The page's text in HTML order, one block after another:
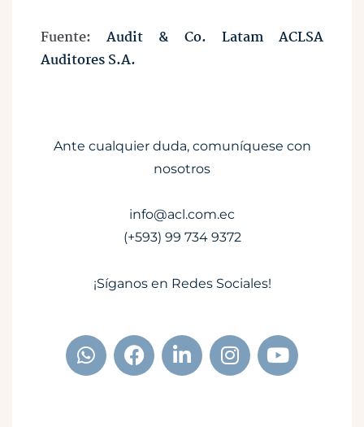
Fuente: Audit & Co. Latam ACLSA
Auditores S.A.
Ante cualquier duda, comuníquese con
nosotros
info@acl.com.ec
(+593) 99 734 9372
¡Síganos en Redes Sociales!
W
h
a
F
a
c
L
i
n
I
n
s
Y
o
u